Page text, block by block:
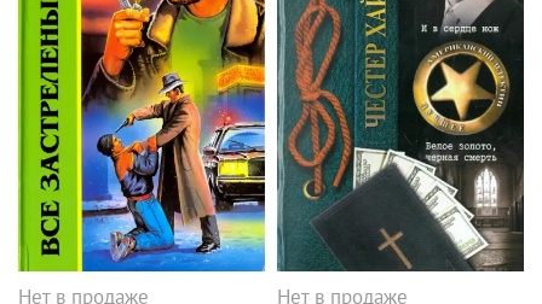
Нет в продаже
Нет в продаже